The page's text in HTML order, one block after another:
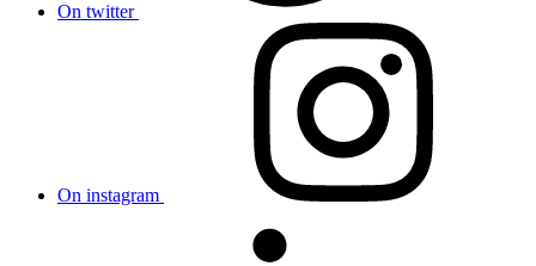
On twitter
On instagram